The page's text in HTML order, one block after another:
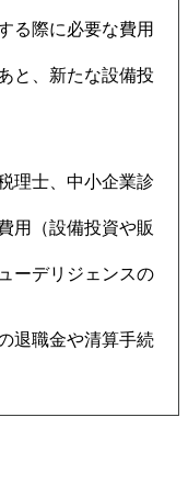
る際に必要な費用
と、新たな設備投
理士、中小企業診
用（設備投資や販
ーデリジェンスの
退職金や清算手続